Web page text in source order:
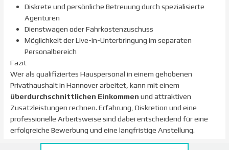
Diskrete und persönliche Betreuung durch spezialisierte
Agenturen
Dienstwagen oder Fahrkostenzuschuss
Möglichkeit der Live-in-Unterbringung im separaten
Personalbereich
Fazit
Wer als qualifiziertes Hauspersonal in einem gehobenen
Privathaushalt in Hannover arbeitet, kann mit einem
überdurchschnittlichen Einkommen und attraktiven
Zusatzleistungen rechnen. Erfahrung, Diskretion und eine
professionelle Arbeitsweise sind dabei entscheidend für eine
erfolgreiche Bewerbung und eine langfristige Anstellung.